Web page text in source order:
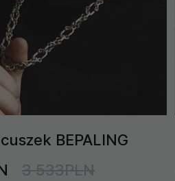
BEPALING
3 533PLN